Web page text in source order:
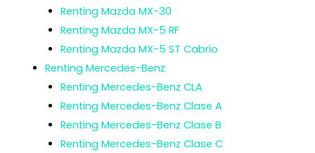
Renting Mazda MX-30
Renting Mazda MX-5 RF
Renting Mazda MX-5 ST Cabrio
Renting Mercedes-Benz
Renting Mercedes-Benz CLA
Renting Mercedes-Benz Clase A
Renting Mercedes-Benz Clase B
Renting Mercedes-Benz Clase C